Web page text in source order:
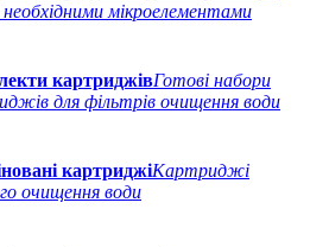
мікроелементами
картриджівГотові набори
для фільтрів очищення води
картриджіКартриджі
очищення води